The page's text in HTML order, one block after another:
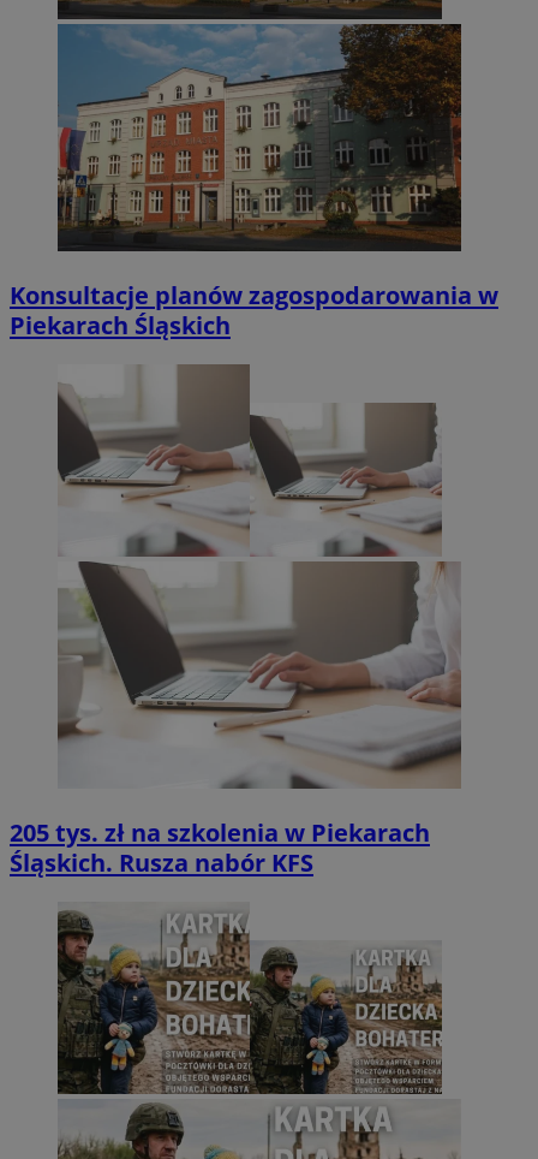
Konsultacje planów zagospodarowania w
Piekarach Śląskich
205 tys. zł na szkolenia w Piekarach
Śląskich. Rusza nabór KFS